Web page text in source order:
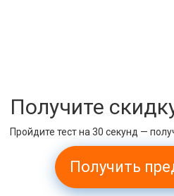
Получите
Пройдите тест на 30 секунд —
Получить